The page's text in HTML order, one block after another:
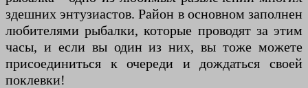
здешних энтузиастов. Район в основном заполнен
любителями рыбалки, которые проводят за этим
часы, и если вы один из них, вы тоже можете
присоединиться к очереди и дождаться своей
поклевки!